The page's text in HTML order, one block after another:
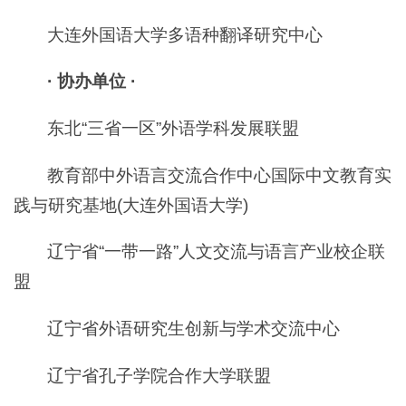
大连外国语大学多语种翻译研究中心
· 协办单位 ·
东北“三省一区”外语学科发展联盟
教育部中外语言交流合作中心国际中文教育实
践与研究基地(大连外国语大学)
辽宁省“一带一路”人文交流与语言产业校企联
盟
辽宁省外语研究生创新与学术交流中心
辽宁省孔子学院合作大学联盟